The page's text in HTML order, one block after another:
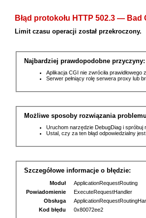
Błąd protokołu HTTP 502.3 — Bad
Limit czasu operacji został przekroczony.
Najbardziej prawdopodobne przyczyny:
Aplikacja CGI nie zwróciła prawidłowego
Serwer pełniący rolę serwera proxy lub
Możliwe sposoby rozwiązania
Uruchom narzędzie DebugDiag i
Ustal, czy za ten błąd odpowiedzialny
Szczegółowe informacje o błędzie:
Moduł
ApplicationRequestRouting
Powiadomienie
ExecuteRequestHandler
Obsługa
Kod błędu
0x80072ee2